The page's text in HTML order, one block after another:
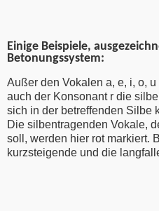
Einige Beispiele,
Betonungssystem:
Außer den Vokalen a, e, i, o, u
auch der Konsonant r die
sich in der betreffenden Silbe
Die silbentragenden Vokale,
soll, werden hier rot markiert.
kurzsteigende und die